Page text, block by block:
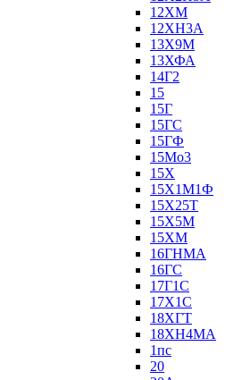
12ХМ
12ХН3А
13Х9М
13ХФА
14Г2
15
15Г
15ГС
15ГФ
15Мо3
15Х
15Х1М1Ф
15Х25Т
15Х5М
15ХМ
16ГНМА
16ГС
17Г1С
17Х1С
18ХГТ
18ХН4МА
1пс
20